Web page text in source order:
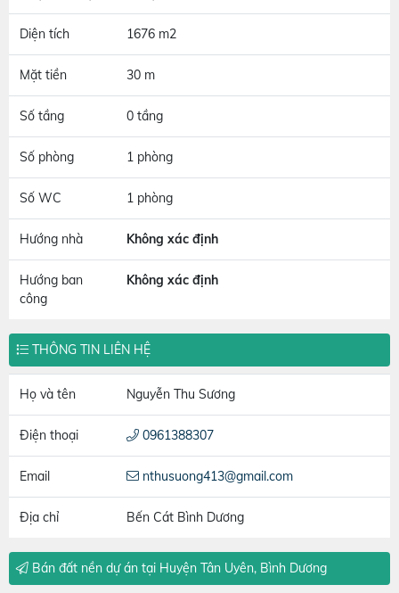
Diện tích 1676 m2
Mặt tiền 30 m
Số tầng 0 tầng
Số phòng 1 phòng
Số WC 1 phòng
Hướng nhà Không xác định
Hướng ban
công
Không xác định
THÔNG TIN LIÊN HỆ
Họ và tên Nguyễn Thu Sương
Điện thoại 0961388307
Email nthusuong413@gmail.com
Địa chỉ Bến Cát Bình Dương
Bán đất nền dự án tại Huyện Tân Uyên, Bình Dương